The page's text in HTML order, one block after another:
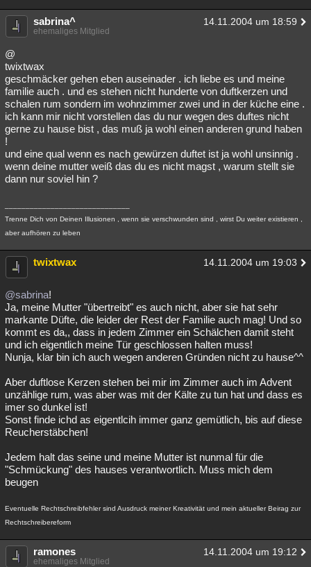
sabrina^ 14.11.2004 um 18:59
ehemaliges Mitglied
@
twixtwax
geschmäcker gehen eben auseinader . ich liebe es und meine
familie auch . und es stehen nicht hunderte von duftkerzen und
schalen rum sondern im wohnzimmer zwei und in der küche eine .
ich kann mir nicht vorstellen das du nur wegen des duftes nicht
gerne zu hause bist , das muß ja wohl einen anderen grund haben
!
und eine qual wenn es nach gewürzen duftet ist ja wohl unsinnig .
wenn deine mutter weiß das du es nicht magst , warum stellt sie
dann nur soviel hin ?
Trenne Dich von Deinen Illusionen , wenn sie verschwunden sind , wirst Du weiter existieren ,
aber aufhören zu leben
twixtwax 14.11.2004 um 19:03
@sabrina!
Ja, meine Mutter "übertreibt" es auch nicht, aber sie hat sehr
markante Düfte, die leider der Rest der Familie auch mag! Und so
kommt es da,, dass in jedem Zimmer ein Schälchen damit steht
und ich eigentlich meine Tür geschlossen halten muss!
Nunja, klar bin ich auch wegen anderen Gründen nicht zu hause^^
Aber duftlose Kerzen stehen bei mir im Zimmer auch im Advent
unzählige rum, was aber was mit der Kälte zu tun hat und dass es
imer so dunkel ist!
Sonst finde ichd as eigentlcih immer ganz gemütlich, bis auf diese
Reucherstäbchen!
Jedem halt das seine und meine Mutter ist nunmal für die
"Schmückung" des hauses verantwortlich. Muss mich dem
beugen
Eventuelle Rechtschreibfehler sind Ausdruck meiner Kreativität und mein aktueller Beirag zur
Rechtschreibereform
ramones 14.11.2004 um 19:12
ehemaliges Mitglied